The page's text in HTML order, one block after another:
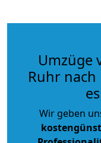
Umzüge
Ruhr nach
Wir geben